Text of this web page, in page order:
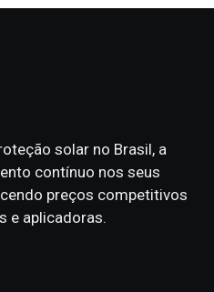
solar no Brasil, a
contínuo nos seus
preços competitivos
e aplicadoras.